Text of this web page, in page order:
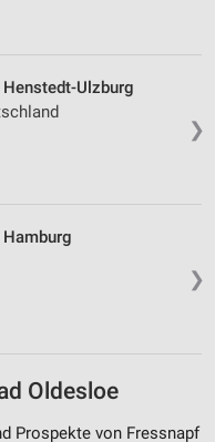
❯
Ulzburg
❯
Oldesloe
Prospekte von Fressnapf
oder